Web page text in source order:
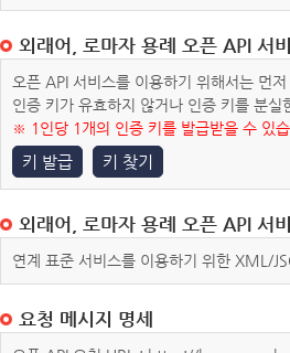
외래어, 로마자 용례 오픈 API 서
오픈 API 서비스를 이용하기 위해서는 먼
인증 키가 유효하지 않거나 인증 키를 분
※ 1인당 1개의 인증 키를 발급받을 수 있습
키 발급 키 찾기
외래어, 로마자 용례 오픈 API 서
연계 표준 서비스를 이용하기 위한 XML/
요청 메시지 명세